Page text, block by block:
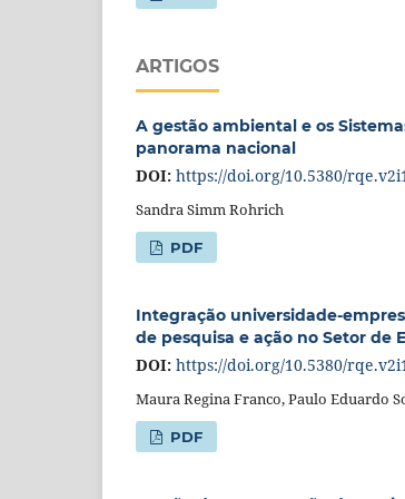
ARTIGOS
A gestão ambiental e os
panorama nacional
DOI: https://doi.org/10.5380/
Sandra Simm Rohrich
PDF
Integração universidade-
de pesquisa e ação no Setor de
DOI: https://doi.org/10.5380/
Maura Regina Franco, Paulo Eduardo
PDF